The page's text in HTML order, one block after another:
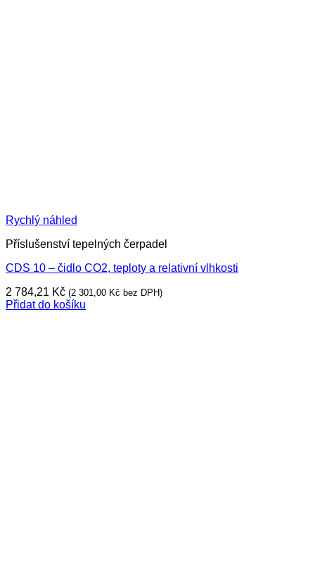
Rychlý náhled
Příslušenství tepelných čerpadel
CDS 10 – čidlo CO2, teploty a relativní vlhkosti
2 784,21 Kč (2 301,00 Kč bez DPH)
Přidat do košíku